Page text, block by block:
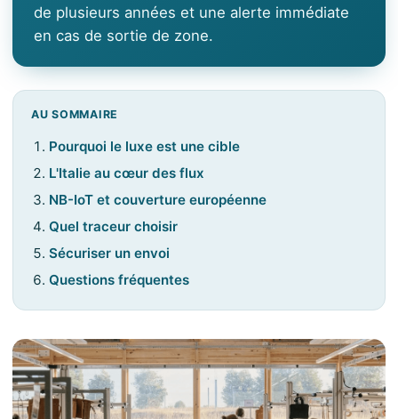
de plusieurs années et une alerte immédiate
en cas de sortie de zone.
AU SOMMAIRE
Pourquoi le luxe est une cible
L'Italie au cœur des flux
NB-IoT et couverture européenne
Quel traceur choisir
Sécuriser un envoi
Questions fréquentes